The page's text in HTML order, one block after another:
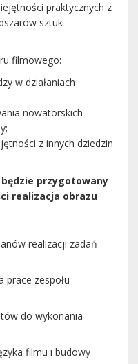
praktycznych z
sztuk
filmowego:
w działaniach
nowatorskich
z innych dziedzin
przygotowany
realizacja obrazu
realizacji zadań
prace zespołu
do wykonania
filmu i budowy